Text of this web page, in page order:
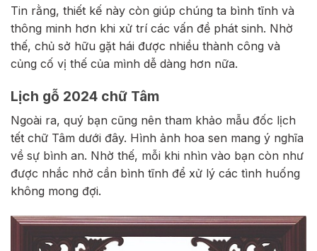
Tin rằng, thiết kế này còn giúp chúng ta bình tĩnh và
thông minh hơn khi xử trí các vấn đề phát sinh. Nhờ
thế, chủ sở hữu gặt hái được nhiều thành công và
củng cố vị thế của mình dễ dàng hơn nữa.
Lịch gỗ 2024 chữ Tâm
Ngoài ra, quý bạn cũng nên tham khảo mẫu đốc lịch
tết chữ Tâm dưới đây. Hình ảnh hoa sen mang ý nghĩa
về sự bình an. Nhờ thế, mỗi khi nhìn vào bạn còn như
được nhắc nhở cần bình tĩnh để xử lý các tình huống
không mong đợi.